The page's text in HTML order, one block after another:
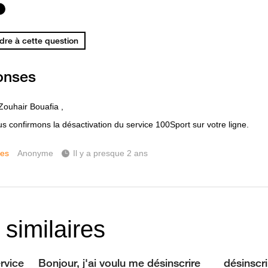
à cette question
Bouafia ,
confirmons la désactivation du service 100Sport sur votre ligne.
Anonyme Il y a presque 2 ans
Bonjour, j'ai voulu me désinscrire